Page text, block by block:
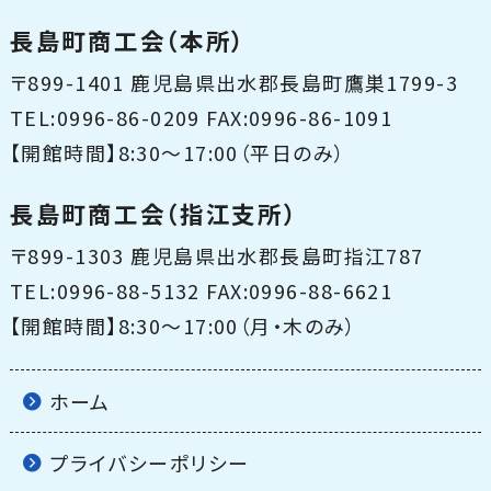
長島町商工会（本所）
〒899-1401 鹿児島県出水郡長島町鷹巣1799-3
TEL:0996-86-0209 FAX:0996-86-1091
【開館時間】8:30〜17:00（平日のみ）
長島町商工会（指江支所）
〒899-1303 鹿児島県出水郡長島町指江787
TEL:0996-88-5132 FAX:0996-88-6621
【開館時間】8:30〜17:00（月・木のみ）
ホーム
プライバシーポリシー